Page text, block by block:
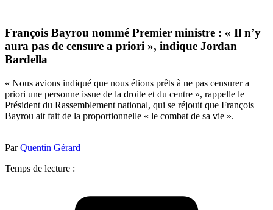
François Bayrou nommé Premier ministre : « Il n’y
aura pas de censure a priori », indique Jordan
Bardella
« Nous avions indiqué que nous étions prêts à ne pas censurer a
priori une personne issue de la droite et du centre », rappelle le
Président du Rassemblement national, qui se réjouit que François
Bayrou ait fait de la proportionnelle « le combat de sa vie ».
ParQuentin Gérard
Temps de lecture :